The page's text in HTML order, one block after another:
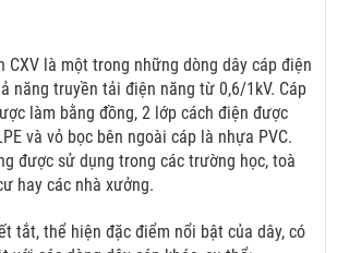
CXV là một trong những dòng dây cáp điện
năng truyền tải điện năng từ 0,6/1kV. Cáp
làm bằng đồng, 2 lớp cách điện được
và vỏ bọc bên ngoài cáp là nhựa PVC.
được sử dụng trong các trường học, toà
hay các nhà xưởng.
tắt, thể hiện đặc điểm nổi bật của dây, có